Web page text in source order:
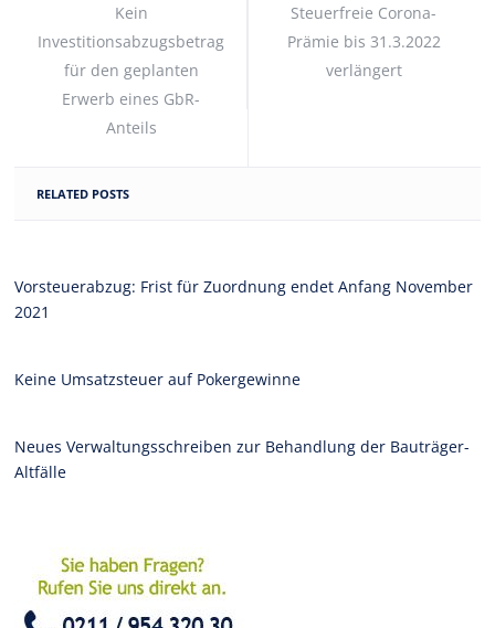
Kein
Investitionsabzugsbetrag
für den geplanten
Erwerb eines GbR-
Anteils
Steuerfreie Corona-
Prämie bis 31.3.2022
verlängert
RELATED POSTS
Vorsteuerabzug: Frist für Zuordnung endet Anfang November
2021
Keine Umsatzsteuer auf Pokergewinne
Neues Verwaltungsschreiben zur Behandlung der Bauträger-
Altfälle